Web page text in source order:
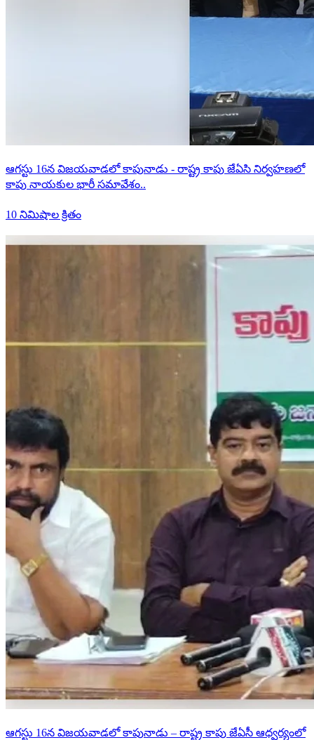
ఆగస్టు 16న విజయవాడలో కాపునాడు - రాష్ట్ర కాపు జేఏసి నిర్వహణలో
కాపు నాయకుల భారీ సమావేశం..
10 నిమిషాల క్రితం
ఆగస్టు 16న విజయవాడలో కాపునాడు – రాష్ట్ర కాపు జేఏసీ ఆధ్వర్యంలో